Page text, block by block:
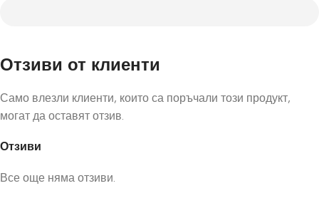
Отзиви от клиенти
Отзиви
Все още няма отзиви.
Само влезли клиенти, които са поръчали този продукт,
могат да оставят отзив.